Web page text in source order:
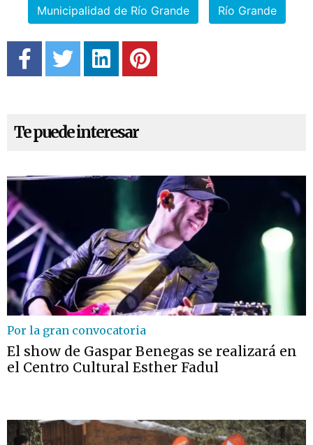
Municipalidad de Río Grande Río Grande
Te puede interesar
Por la gran convocatoria
El show de Gaspar Benegas se realizará en
el Centro Cultural Esther Fadul